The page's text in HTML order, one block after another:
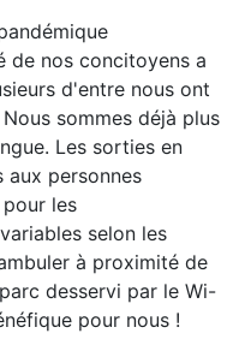
de nos concitoyens a
d'entre nous ont
sommes déjà plus
Les sorties en
aux personnes
les
selon les
à proximité de
desservi par le Wi-
pour nous !